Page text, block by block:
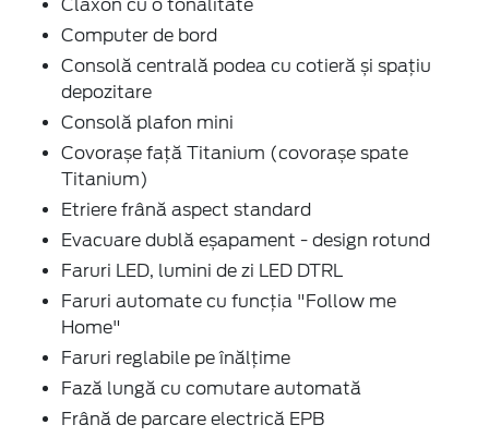
Claxon cu o tonalitate
Computer de bord
Consolă centrală podea cu cotieră și spațiu
depozitare
Consolă plafon mini
Covorașe față Titanium (covorașe spate
Titanium)
Etriere frână aspect standard
Evacuare dublă eșapament - design rotund
Faruri LED, lumini de zi LED DTRL
Faruri automate cu funcția "Follow me
Home"
Faruri reglabile pe înălțime
Fază lungă cu comutare automată
Frână de parcare electrică EPB